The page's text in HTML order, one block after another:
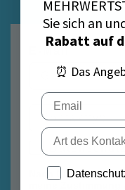
Nach Durchsicht
Sie sich an
Rabatt auf
⏰ Das
Email
Tipo di contatto
Privacy policy